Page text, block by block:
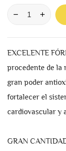
EXCELENTE
procedente de la
gran poder
fortalecer el
cardiovascular y
GRAN